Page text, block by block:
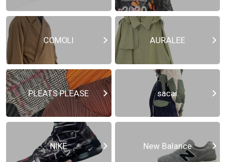
COMOLI AURALEE
PLEATS PLEASE sacai
NIKE New Balance